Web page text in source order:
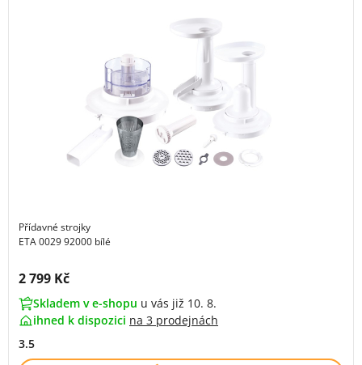
Přídavné strojky
ETA 0029 92000 bílé
Cena s DPH:
2 799 Kč
Skladem v e-shopu u vás již 10. 8.
ihned k dispozici na 3 prodejnách
3.5